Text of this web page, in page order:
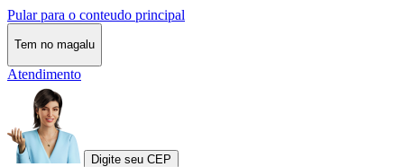
Pular para o conteudo principal
Tem no magalu
Atendimento
Digite seu CEP